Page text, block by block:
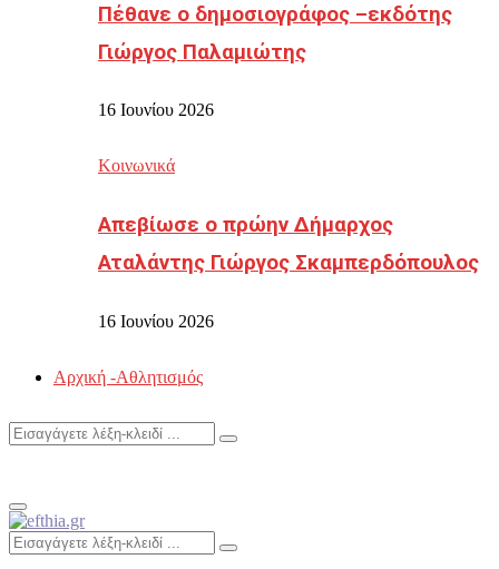
Πέθανε ο δημοσιογράφος –εκδότης
Γιώργος Παλαμιώτης
16 Ιουνίου 2026
Κοινωνικά
Απεβίωσε ο πρώην Δήμαρχος
Αταλάντης Γιώργος Σκαμπερδόπουλος
16 Ιουνίου 2026
Αρχική -Αθλητισμός
Search
Search
Primary
Menu
Search
for:
Search